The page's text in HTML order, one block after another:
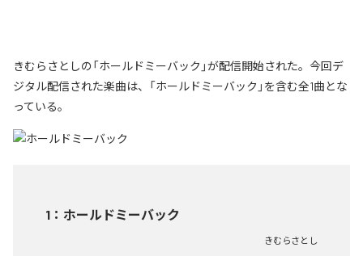
きむらさとしの「ホールドミーバック」が配信開始された。今回デ
ジタル配信された楽曲は、「ホールドミーバック」を含む全1曲とな
っている。
1 ： ホールドミーバック
きむらさとし